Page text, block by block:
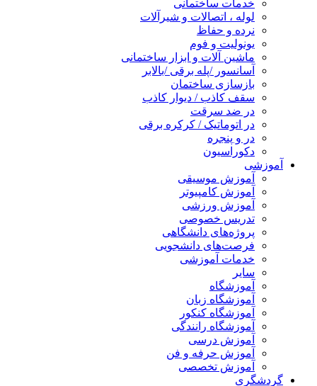
خدمات ساختمانی
لوله ، اتصالات و شیرآلات
نرده و حفاظ
یونولیت و فوم
ماشین آلات و ابزار ساختمانی
آسانسور /پله برقی /بالابر
بازسازی ساختمان
سقف کاذب / دیوار کاذب
در ضد سرقت
در اتوماتیک / کرکره برقی
در و پنجره
دکوراسیون
آموزشی
آموزش موسیقی
آموزش کامپیوتر
آموزش ورزشی
تدریس خصوصی
پروژه‌های دانشگاهی
فرصت‌های دانشجویی
خدمات آموزشی
سایر
آموزشگاه
آموزشگاه زبان
آموزشگاه کنکور
آموزشگاه رانندگی
آموزش درسی
آموزش حرفه و فن
آموزش تخصصی
گردشگری